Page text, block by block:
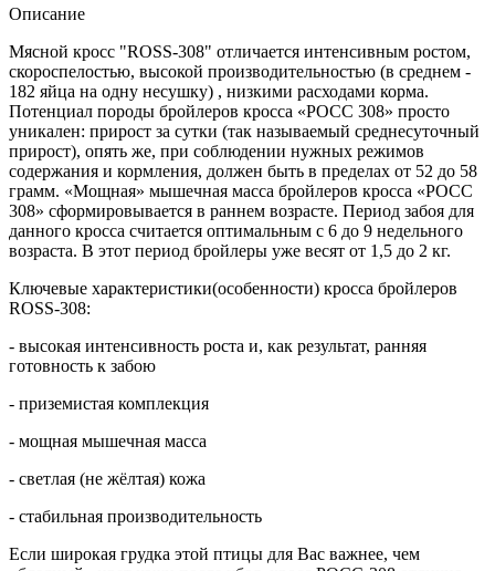
Описание
Мясной кросс "ROSS-308" отличается интенсивным ростом,
скороспелостью, высокой производительностью (в среднем -
182 яйца на одну несушку) , низкими расходами корма.
Потенциал породы бройлеров кросса «РОСС 308» просто
уникален: прирост за сутки (так называемый среднесуточный
прирост), опять же, при соблюдении нужных режимов
содержания и кормления, должен быть в пределах от 52 до 58
грамм. «Мощная» мышечная масса бройлеров кросса «РОСС
308» сформировывается в раннем возрасте. Период забоя для
данного кросса считается оптимальным с 6 до 9 недельного
возраста. В этот период бройлеры уже весят от 1,5 до 2 кг.
Ключевые характеристики(особенности) кросса бройлеров
ROSS-308:
- высокая интенсивность роста и, как результат, ранняя
готовность к забою
- приземистая комплекция
- мощная мышечная масса
- светлая (не жёлтая) кожа
- стабильная производительность
Если широкая грудка этой птицы для Вас важнее, чем